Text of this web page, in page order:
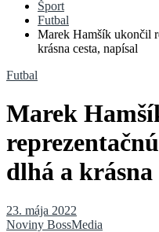
Šport
Futbal
Marek Hamšík ukončil
krásna cesta, napísal
Futbal
Marek
dlhá a krásna
23. mája 2022
Noviny BossMedia